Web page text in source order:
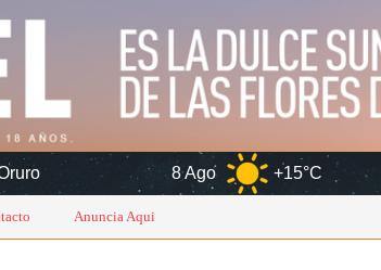
8 Ago +15°C 9 Ago
Anuncia Aqui